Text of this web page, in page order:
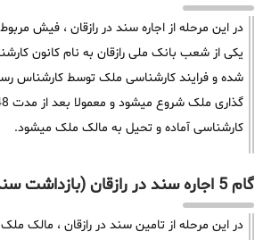
در این مرحله از اجاره سند در رازقان ، فیش
یکی از شعب بانک ملی رازقان به نام کانون
شده و فرایند کارشناسی ملک توسط کارشناس
کارشناسی آماده و تحیل به مالک ملک میشود.
گام 5 اجاره سند در رازقان (بازداشت سند)
در این مرحله از تامین سند در رازقان ، مالک